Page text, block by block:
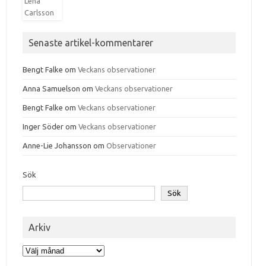
Senaste artikel-kommentarer
Bengt Falke omVeckans observationer
Anna Samuelson omVeckans observationer
Bengt Falke omVeckans observationer
Inger Söder omVeckans observationer
Anne-Lie Johansson omObservationer
Sök
Sök
Arkiv
Arkiv